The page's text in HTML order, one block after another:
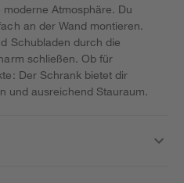
Atmosphäre. Du
an der Wand montieren.
Schubladen durch die
schließen. Ob für
Der Schrank bietet dir
und ausreichend Stauraum.